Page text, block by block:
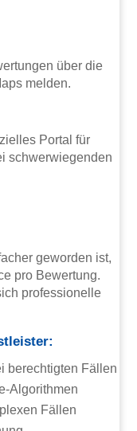
über die
melden.
Portal für
schwerwiegenden
geworden ist,
pro Bewertung.
professionelle
berechtigten Fällen
Algorithmen
Fällen